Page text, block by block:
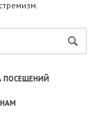
ПОСЕЩЕНИЙ